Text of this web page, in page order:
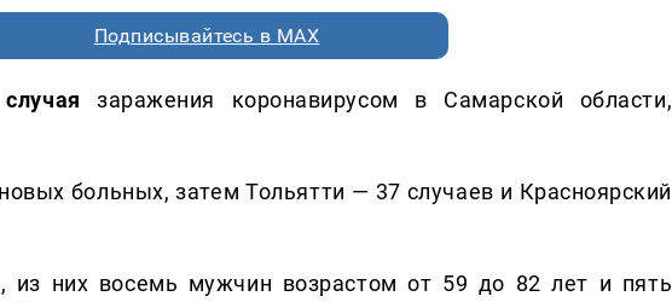
Подписывайтесь в MAX
заражения коронавирусом в Самарской области,
больных, затем Тольятти — 37 случаев и Красноярский
, из них восемь мужчин возрастом от 59 до 82 лет и пять